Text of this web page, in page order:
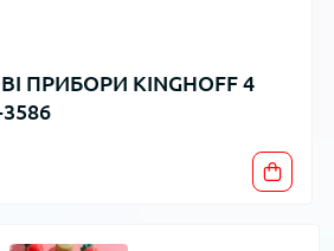
ПРИБОРИ KINGHOFF 4